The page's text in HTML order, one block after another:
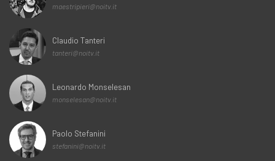
maestripieri@noitv.it
Claudio Tanteri
tanteri@noitv.it
Leonardo Monselesan
monselesan@noitv.it
Paolo Stefanini
stefanini@noitv.it